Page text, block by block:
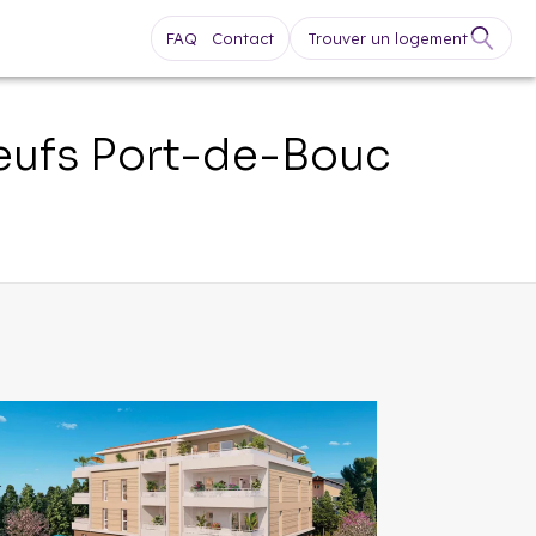
FAQ Contact Trouver un logement
Port-de-Bouc